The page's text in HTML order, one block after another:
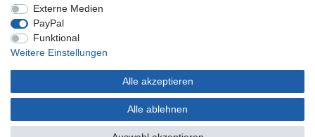
* Gilt nur für Lieferungen nach Deutschland. Lieferzeiten für andere Länder siehe
© Copyright 2022 | Alle Rechte vorbehalten.
Externe Medien
PayPal
Funktional
Weitere Einstellungen
Alle akzeptieren
Alle ablehnen